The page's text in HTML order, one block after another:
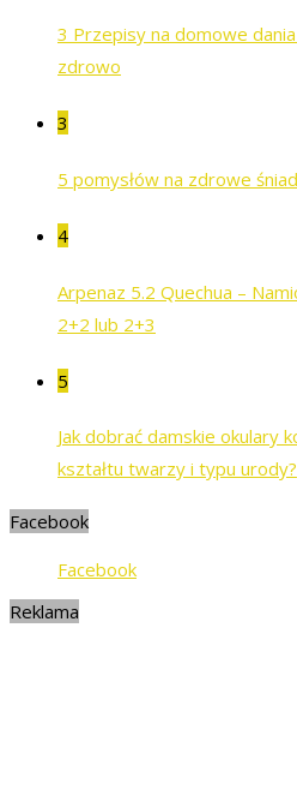
3 Przepisy na domowe
zdrowo
3
5 pomysłów na zdrowe
4
Arpenaz 5.2 Quechua –
2+2 lub 2+3
5
Jak dobrać damskie okulary
kształtu twarzy i typu urody?
Facebook
Facebook
Reklama